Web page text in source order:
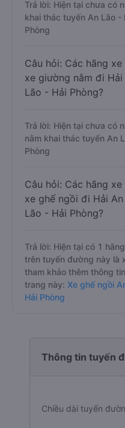
Trả lời: Hiện tại chưa có
khai thác tuyến An Lão -
Phòng
Câu hỏi: Các hãng
xe giường nằm đi
Lão - Hải Phòng?
Trả lời: Hiện tại chưa có
nằm khai thác tuyến An
Phòng
Câu hỏi: Các hãng
xe ghế ngồi đi Hải
Lão - Hải Phòng?
Trả lời: Hiện tại có 1
trên tuyến đường này là
tham khảo thêm thông
trang này: Xe ghế ngồi
Hải Phòng
Thông tin tuyến
Chiều dài tuyến